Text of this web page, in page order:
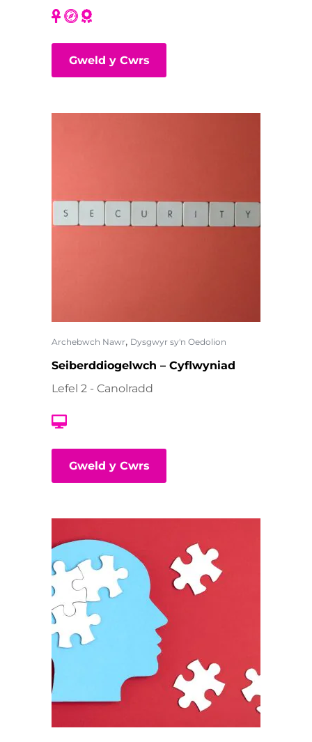
Gweld y Cwrs
Archebwch Nawr, Dysgwyr sy'n Oedolion
Seiberddiogelwch – Cyflwyniad
Lefel 2 - Canolradd
Gweld y Cwrs